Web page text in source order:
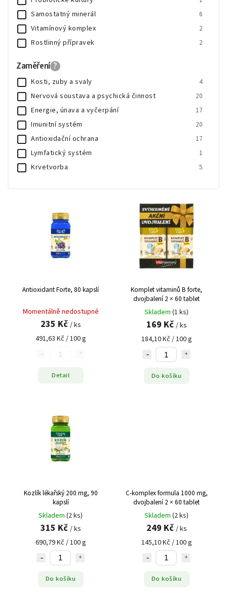
Samostatný minerál 6
Vitamínový komplex 2
Rostlinný přípravek 2
Omega-3 a mastné kyseliny
Kloubní výživa 1
Zaměření ?
Kosti, zuby a svaly 4
Nervová soustava a psychická činnost 20
Energie, únava a vyčerpání 17
Imunitní systém 20
Antioxidační ochrana 17
Lymfatický systém 1
Krvetvorba 5
Plodnost a reprodukce
Spánek a relaxace
Štítná žláza
Antioxidant Forte, 80 kapslí
Momentálně nedostupné
235 Kč / ks
491,63 Kč / 100 g
Detail
Komplet vitaminů B forte,
dvojbalení 2 × 60 tablet
Skladem (1 ks)
169 Kč / ks
184,10 Kč / 100 g
Do košíku
Kozlík lékařský 200 mg, 90
kapslí
Skladem (2 ks)
315 Kč / ks
690,79 Kč / 100 g
Do košíku
C-komplex formula 1000 mg,
dvojbalení 2 × 60 tablet
Skladem (2 ks)
249 Kč / ks
145,10 Kč / 100 g
Do košíku